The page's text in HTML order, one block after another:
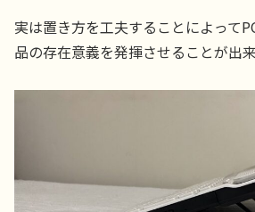
実は置き方を工夫することによって
品の存在意義を発揮させることが出